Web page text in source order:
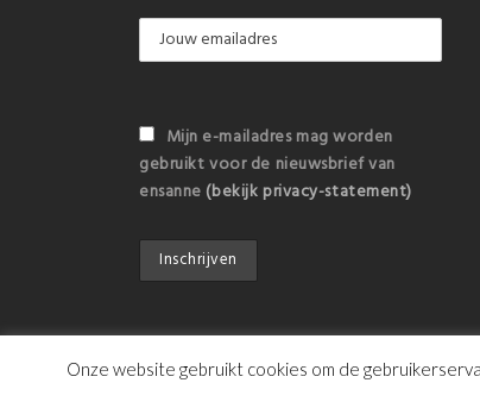
Mijn e-mailadres mag worden
gebruikt voor de nieuwsbrief van
ensanne (bekijk privacy-statement)
Onze website gebruikt cookies om de